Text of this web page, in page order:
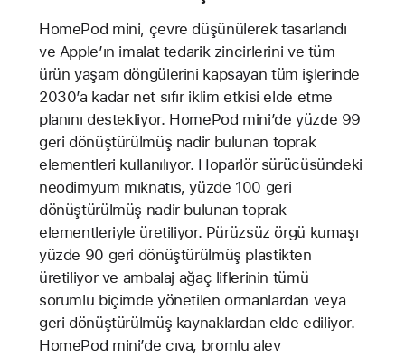
HomePod mini, çevre düşünülerek tasarlandı
ve Apple’ın imalat tedarik zincirlerini ve tüm
ürün yaşam döngülerini kapsayan tüm işlerinde
2030’a kadar net sıfır iklim etkisi elde etme
planını destekliyor. HomePod mini’de yüzde 99
geri dönüştürülmüş nadir bulunan toprak
elementleri kullanılıyor. Hoparlör sürücüsündeki
neodimyum mıknatıs, yüzde 100 geri
dönüştürülmüş nadir bulunan toprak
elementleriyle üretiliyor. Pürüzsüz örgü kumaşı
yüzde 90 geri dönüştürülmüş plastikten
üretiliyor ve ambalaj ağaç liflerinin tümü
sorumlu biçimde yönetilen ormanlardan veya
geri dönüştürülmüş kaynaklardan elde ediliyor.
HomePod mini’de cıva, bromlu alev